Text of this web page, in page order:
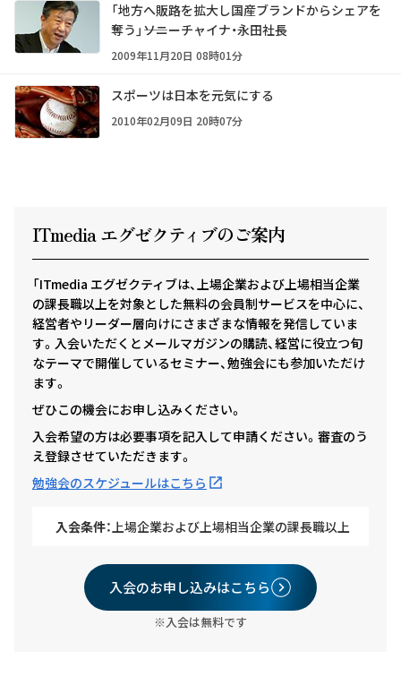
「地方へ販路を拡大し国産ブランドからシェアを
奪う」――ソニーチャイナ・永田社長
2009年11月20日 08時01分
スポーツは日本を元気にする
2010年02月09日 20時07分
ITmedia エグゼクティ ブのご案内
「ITmedia エグゼクティブは、上場企業および上場相当企業
の課長職以上を対象とした無料の会員制サービスを中心に、
経営者やリーダー層向けにさまざまな情報を発信していま
す。入会いただくとメールマガジンの購読、経営に役立つ旬
なテーマで開催しているセミナー、勉強会にも参加いただけ
ます。
ぜひこの機会にお申し込みください。
入会希望の方は必要事項を記入して申請ください。審査のう
え登録させていただきます。
勉強会のスケジュールはこちら
入会条件： 上場企業および上場相当企業の課長職以上
入会のお申し込みはこちら
※入会は無料です